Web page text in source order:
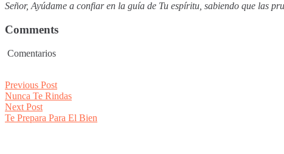
Señor, Ayúdame a confiar en la guía de Tu espíritu, sabiendo que las
Comments
Comentarios
Post
navigation
Previous PostPrevious
post:
Nunca Te Rindas
Next PostNext
post:
Te Prepara Para El Bien